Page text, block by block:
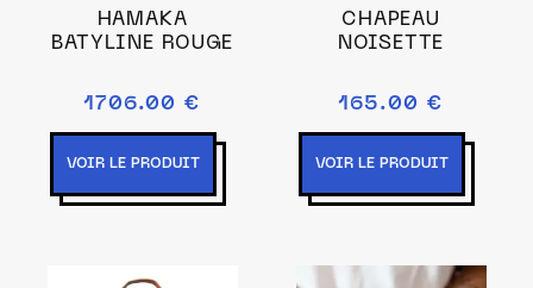
HAMAKA
BATYLINE ROUGE
1706.00 €
VOIR LE PRODUIT
CHAPEAU
NOISETTE
165.00 €
VOIR LE PRODUIT